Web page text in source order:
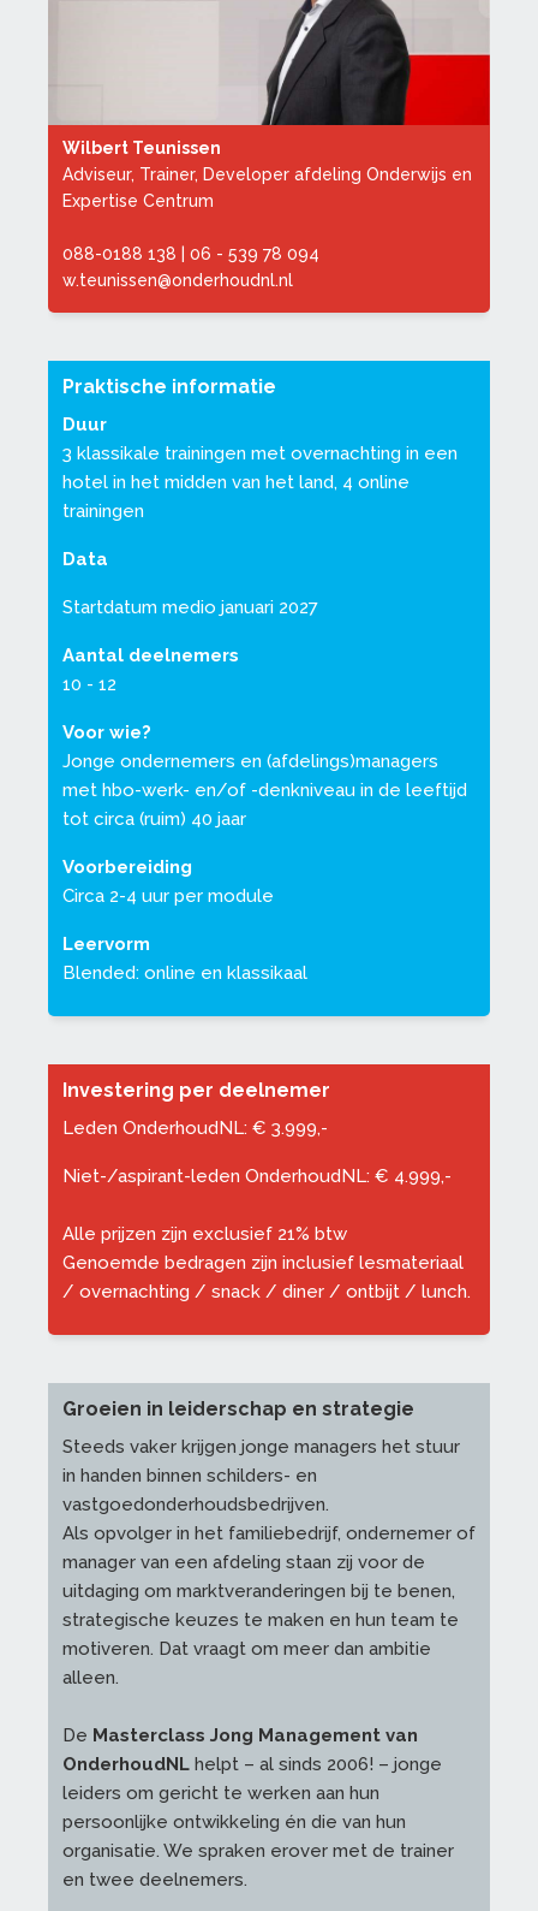
Wilbert Teunissen
Adviseur, Trainer, Developer afdeling Onderwijs en
Expertise Centrum
088-0188 138 | 06 - 539 78 094
w.teunissen@onderhoudnl.nl
Praktische informatie
Duur
3 klassikale trainingen met overnachting in een
hotel in het midden van het land, 4 online
trainingen
Data
Startdatum medio januari 2027
Aantal deelnemers
10 - 12
Voor wie?
Jonge ondernemers en (afdelings)managers
met hbo-werk- en/of -denkniveau in de leeftijd
tot circa (ruim) 40 jaar
Voorbereiding
Circa 2-4 uur per module
Leervorm
Blended: online en klassikaal
Investering per deelnemer
Leden OnderhoudNL: € 3.999,-
Niet-/aspirant-leden OnderhoudNL: € 4.999,-
Alle prijzen zijn exclusief 21% btw
Genoemde bedragen zijn inclusief lesmateriaal
/ overnachting / snack / diner / ontbijt / lunch.
Groeien in leiderschap en strategie
Steeds vaker krijgen jonge managers het stuur
in handen binnen schilders- en
vastgoedonderhoudsbedrijven.
Als opvolger in het familiebedrijf, ondernemer of
manager van een afdeling staan zij voor de
uitdaging om marktveranderingen bij te benen,
strategische keuzes te maken en hun team te
motiveren. Dat vraagt om meer dan ambitie
alleen.
De Masterclass Jong Management van
OnderhoudNL helpt – al sinds 2006! – jonge
leiders om gericht te werken aan hun
persoonlijke ontwikkeling én die van hun
organisatie. We spraken erover met de trainer
en twee deelnemers.